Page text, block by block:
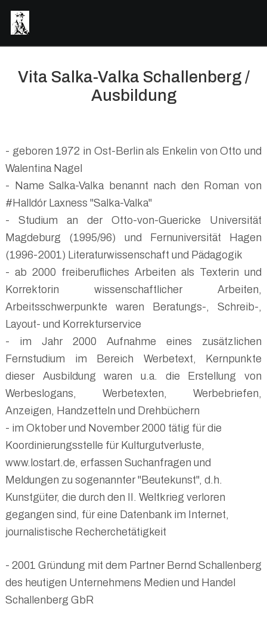
Vita Salka-Valka Schallenberg /
Ausbildung
- geboren 1972 in Ost-Berlin als Enkelin von Otto und
Walentina Nagel
- Name Salka-Valka benannt nach den Roman von
#Halldór Laxness "Salka-Valka"
- Studium an der Otto-von-Guericke Universität
Magdeburg (1995/96) und Fernuniversität Hagen
(1996-2001) Literaturwissenschaft und Pädagogik
- ab 2000 freiberufliches Arbeiten als Texterin und
Korrektorin wissenschaftlicher Arbeiten,
Arbeitsschwerpunkte waren Beratungs-, Schreib-,
Layout- und Korrekturservice
- im Jahr 2000 Aufnahme eines zusätzlichen
Fernstudium im Bereich Werbetext, Kernpunkte
dieser Ausbildung waren u.a. die Erstellung von
Werbeslogans, Werbetexten, Werbebriefen,
Anzeigen, Handzetteln und Drehbüchern
- im Oktober und November 2000 tätig für die
Koordinierungsstelle für Kulturgutverluste,
www.lostart.de, erfassen Suchanfragen und
Meldungen zu sogenannter "Beutekunst", d.h.
Kunstgüter, die durch den II. Weltkrieg verloren
gegangen sind, für eine Datenbank im Internet,
journalistische Recherchetätigkeit
- 2001 Gründung mit dem Partner Bernd Schallenberg
des heutigen Unternehmens Medien und Handel
Schallenberg GbR